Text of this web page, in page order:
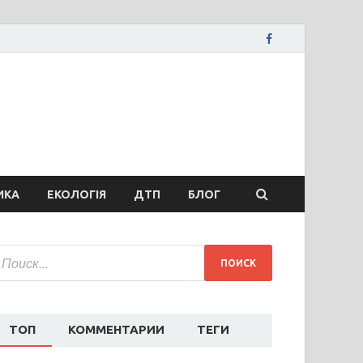
ЕКОЛОГІЯ ДТП БЛОГ
ТОП КОММЕНТАРИИ ТЕГИ